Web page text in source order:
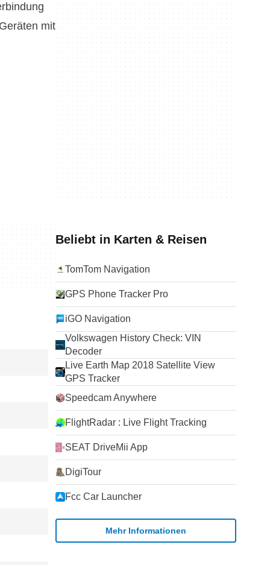
mit
Beliebt in Karten & Reisen
TomTom Navigation
GPS Phone Tracker Pro
iGO Navigation
Volkswagen History Check: VIN
Decoder
Live Earth Map 2018 Satellite View
GPS Tracker
Speedcam Anywhere
FlightRadar : Live Flight Tracking
SEAT DriveMii App
DigiTour
Fcc Car Launcher
Mehr Informationen